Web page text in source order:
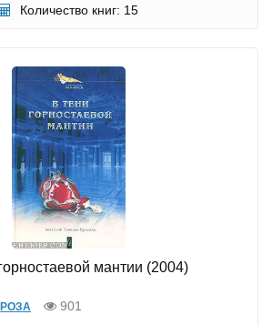
Количество книг: 15
мантии (2004)
901